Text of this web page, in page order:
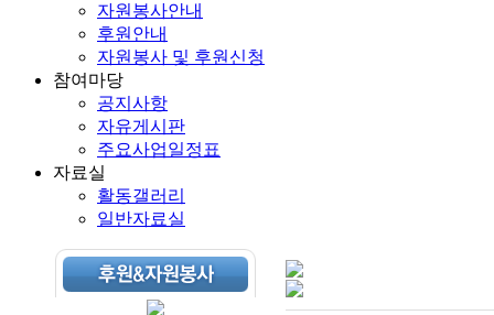
자원봉사안내
후원안내
자원봉사 및 후원신청
참여마당
공지사항
자유게시판
주요사업일정표
자료실
활동갤러리
일반자료실